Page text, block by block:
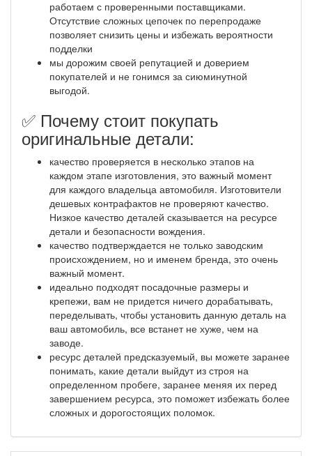
работаем с проверенными поставщиками.
Отсутствие сложных цепочек по перепродаже
позволяет снизить цены и избежать вероятности
подделки
мы дорожим своей репутацией и доверием
покупателей и не гонимся за сиюминутной
выгодой.
✅ Почему стоит покупать
оригинальные детали:
качество проверяется в несколько этапов на
каждом этапе изготовления, это важный момент
для каждого владельца автомобиля. Изготовители
дешевых контрафактов не проверяют качество.
Низкое качество деталей сказывается на ресурсе
детали и безопасности вождения.
качество подтверждается не только заводским
происхождением, но и именем бренда, это очень
важный момент.
идеально подходят посадочные размеры и
крепежи, вам не придется ничего дорабатывать,
переделывать, чтобы установить данную деталь на
ваш автомобиль, все встанет не хуже, чем на
заводе.
ресурс деталей предсказуемый, вы можете заранее
понимать, какие детали выйдут из строя на
определенном пробеге, заранее меняя их перед
завершением ресурса, это поможет избежать более
сложных и дорогостоящих поломок.